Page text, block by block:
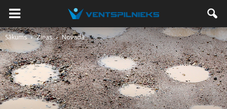
Sākums Ziņas Novadā